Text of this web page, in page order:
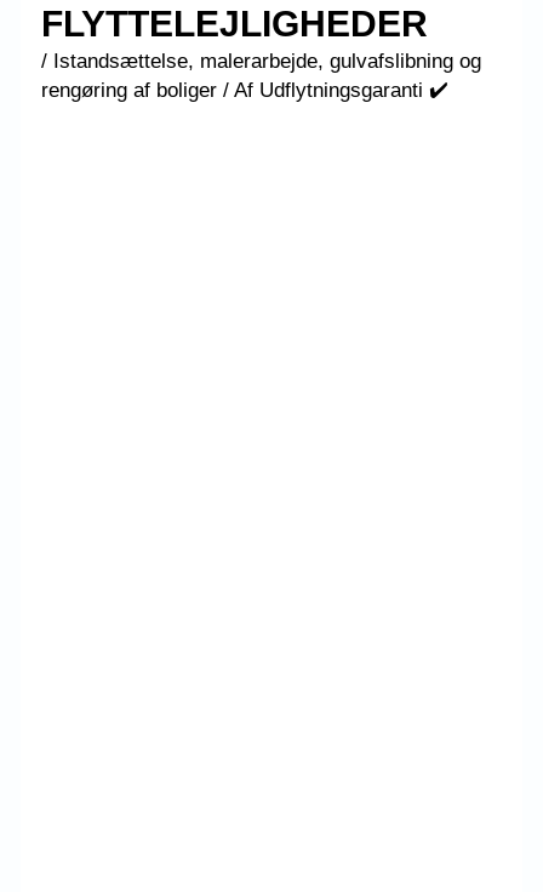
FLYTTELEJLIGHEDER
/ Istandsættelse, malerarbejde, gulvafslibning og
rengøring af boliger / Af Udflytningsgaranti ✔️